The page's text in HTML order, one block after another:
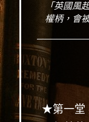
「英國風
權柄，會
★第一堂